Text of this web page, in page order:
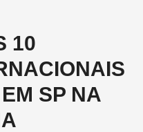
10
SP NA